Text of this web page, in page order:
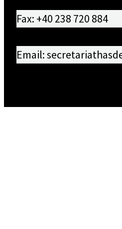
Fax: +40 238 720 884
Email: